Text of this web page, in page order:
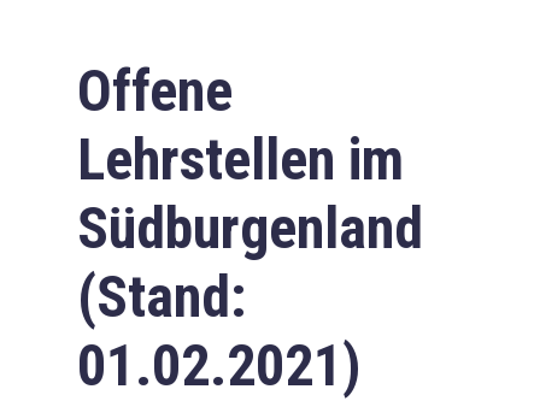
Offene
Lehrstellen im
Südburgenland
(Stand:
01.02.2021)